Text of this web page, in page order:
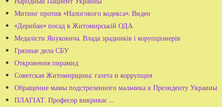
Митинг против «Налогового кодекса». Видео
«Дерибан» посад в Житомирській ОДА
Медалісти Януковича. Влада зрадників і корупціонерів
Грязные дела СБУ
Откровения пирамид
Советская Житомирщина: газета и коррупция
Обращение мамы подстреленного мальчика к Президенту Украины
ПЛАГІАТ. Професор викриває …